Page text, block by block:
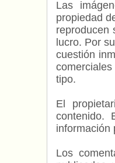
Las
propiedad
reproducen
lucro. Por
cuestión
tipo.
El
contenido.
información
Los